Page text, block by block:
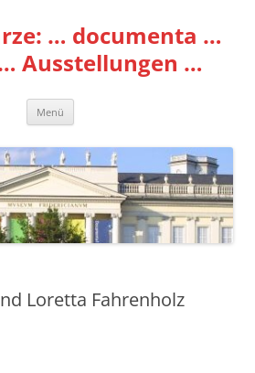
… documenta …
Ausstellungen …
Menü
Loretta Fahrenholz